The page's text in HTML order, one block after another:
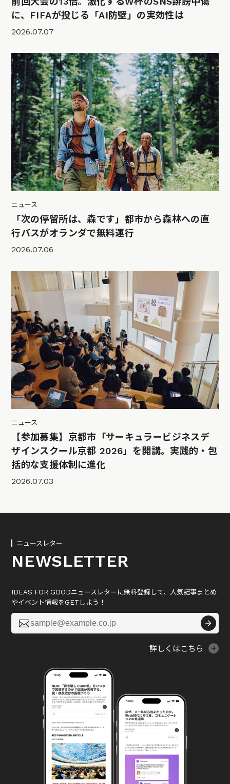
に、FIFAが投じる「AI防壁」の実効性は
2026.07.07
ニュース
「次の停留所は、森です」都市から森林への直
行バスがオランダで無料運行
2026.07.06
ニュース
【参加募集】京都市「サーキュラービジネスデ
ザインスクール京都 2026」を開講。実践的・包
括的な支援体制に進化
2026.07.03
ニュースレター
NEWSLETTER
IDEAS FOR GOODニュースレターに無料登録して、人気記事まとめ
やイベント情報をGETしよう！

詳しくはこちら